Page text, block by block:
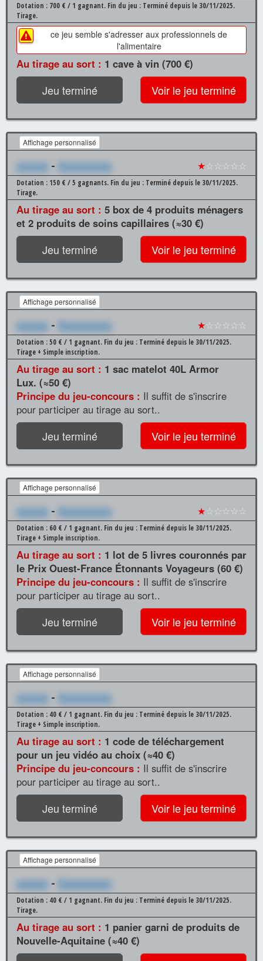
Dotation : 700 € / 1 gagnant. Fin du jeu : Terminé depuis le 30/11/2025.
Tirage.
ce jeu semble s'adresser aux professionnels de
l'alimentaire
Au tirage au sort : 1 cave à vin (700 €)
Jeu terminé Voir le jeu terminé
Affichage personnalisé
xxxxxx - Xxxxxxxxxx ★☆☆☆☆☆
Dotation : 150 € / 5 gagnants. Fin du jeu : Terminé depuis le 30/11/2025.
Tirage.
Au tirage au sort : 5 box de 4 produits ménagers
et 2 produits de soins capillaires (≈30 €)
Jeu terminé Voir le jeu terminé
Affichage personnalisé
xxxxxx - Xxxxxxxxxx ★☆☆☆☆☆
Dotation : 50 € / 1 gagnant. Fin du jeu : Terminé depuis le 30/11/2025.
Tirage + Simple inscription.
Au tirage au sort : 1 sac matelot 40L Armor
Lux. (≈50 €)
Principe du jeu-concours : Il suffit de s'inscrire
pour participer au tirage au sort..
Jeu terminé Voir le jeu terminé
Affichage personnalisé
xxxxxx - Xxxxxxxxxx ★☆☆☆☆☆
Dotation : 60 € / 1 gagnant. Fin du jeu : Terminé depuis le 30/11/2025.
Tirage + Simple inscription.
Au tirage au sort : 1 lot de 5 livres couronnés par
le Prix Ouest-France Étonnants Voyageurs (60 €)
Principe du jeu-concours : Il suffit de s'inscrire
pour participer au tirage au sort..
Jeu terminé Voir le jeu terminé
Affichage personnalisé
xxxxxx - Xxxxxxxxxx
Dotation : 40 € / 1 gagnant. Fin du jeu : Terminé depuis le 30/11/2025.
Tirage + Simple inscription.
Au tirage au sort : 1 code de téléchargement
pour un jeu vidéo au choix (≈40 €)
Principe du jeu-concours : Il suffit de s'inscrire
pour participer au tirage au sort..
Jeu terminé Voir le jeu terminé
Affichage personnalisé
xxxxxx - Xxxxxxxxxx
Dotation : 40 € / 1 gagnant. Fin du jeu : Terminé depuis le 30/11/2025.
Tirage.
Au tirage au sort : 1 panier garni de produits de
Nouvelle-Aquitaine (≈40 €)